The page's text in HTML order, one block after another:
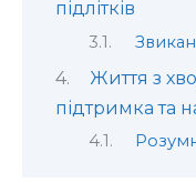
підлітків
Життя з
підтримка та